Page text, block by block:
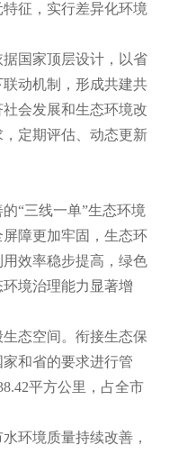
征，实行差异化环境
国家顶层设计，以省
动机制，形成共建共
会发展和生态环境改
定期评估、动态更新
“三线一单”生态环境
障更加牢固，生态环
效率稳步提高，绿色
境治理能力显著增
空间。衔接生态保
和省的要求进行管
平方公里，占全市
境质量持续改善，